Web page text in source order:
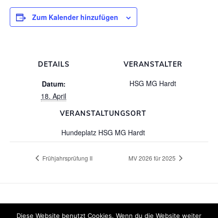
Zum Kalender hinzufügen
DETAILS
Datum:
18. April
VERANSTALTUNGSORT
Hundeplatz HSG MG Hardt
VERANSTALTER
HSG MG Hardt
Frühjahrsprüfung II MV 2026 für 2025
Diese Website benutzt Cookies. Wenn du die Website weiter